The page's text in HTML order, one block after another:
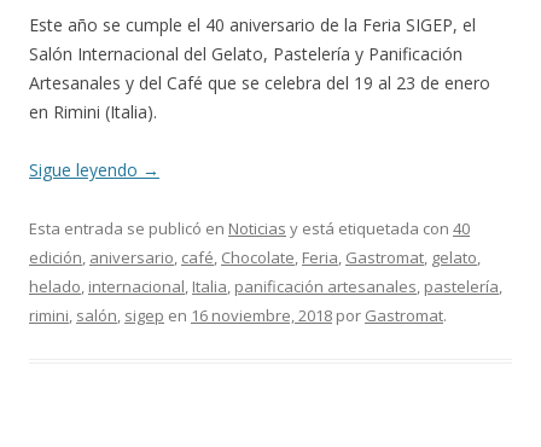
Este año se cumple el 40 aniversario de la Feria SIGEP, el
Salón Internacional del Gelato, Pastelería y Panificación
Artesanales y del Café que se celebra del 19 al 23 de enero
en Rimini (Italia).
Sigue leyendo →
Esta entrada se publicó en Noticias y está etiquetada con 40
edición, aniversario, café, Chocolate, Feria, Gastromat, gelato,
helado, internacional, Italia, panificación artesanales, pastelería,
rimini, salón, sigep en 16 noviembre, 2018 por Gastromat.